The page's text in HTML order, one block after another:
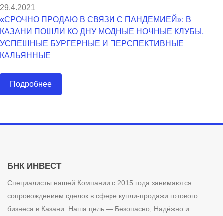
29.4.2021
«СРОЧНО ПРОДАЮ В СВЯЗИ С ПАНДЕМИЕЙ»: В
КАЗАНИ ПОШЛИ КО ДНУ МОДНЫЕ НОЧНЫЕ КЛУБЫ,
УСПЕШНЫЕ БУРГЕРНЫЕ И ПЕРСПЕКТИВНЫЕ
КАЛЬЯННЫЕ
Подробнее
БНК ИНВЕСТ
Специалисты нашей Компании с 2015 года занимаются
сопровождением сделок в сфере купли-продажи готового
бизнеса в Казани. Наша цель — Безопасно, Надёжно и